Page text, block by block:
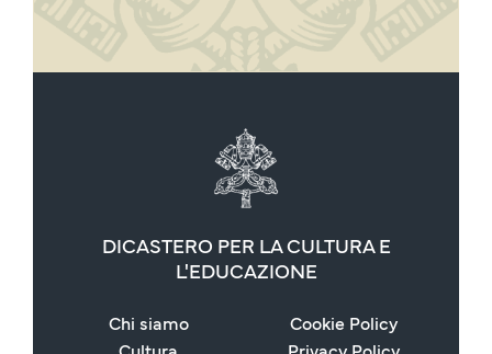
DICASTERO PER LA CULTURA E
L'EDUCAZIONE
Chi siamo
Cookie Policy